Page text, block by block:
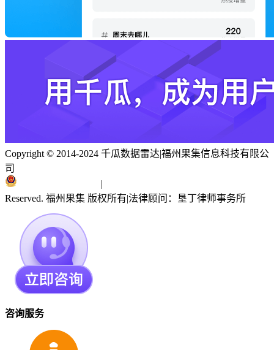
Copyright © 2014-2024 千瓜数据雷达|福州果集信息科技有限公
司
|
Reserved. 福州果集 版权所有|法律顾问：垦丁律师事务所
咨询服务